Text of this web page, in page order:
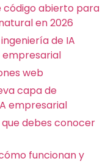
código abierto para
en 2026
de IA
web
capa de
empresarial
debes conocer
funcionan y